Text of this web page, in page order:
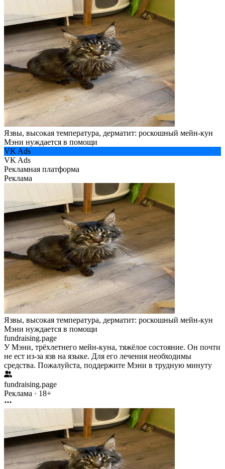
Язвы, высокая температура, дерматит: роскошный мейн-кун
Мэни нуждается в помощи
VK Ads
VK Ads
Рекламная платформа
Реклама
Язвы, высокая температура, дерматит: роскошный мейн-кун
Мэни нуждается в помощи
fundraising.page
У Мэни, трёхлетнего мейн-куна, тяжёлое состояние. Он почти
не ест из-за язв на языке. Для его лечения необходимы
средства. Пожалуйста, поддержите Мэни в трудную минуту
fundraising.page
Реклама · 18+